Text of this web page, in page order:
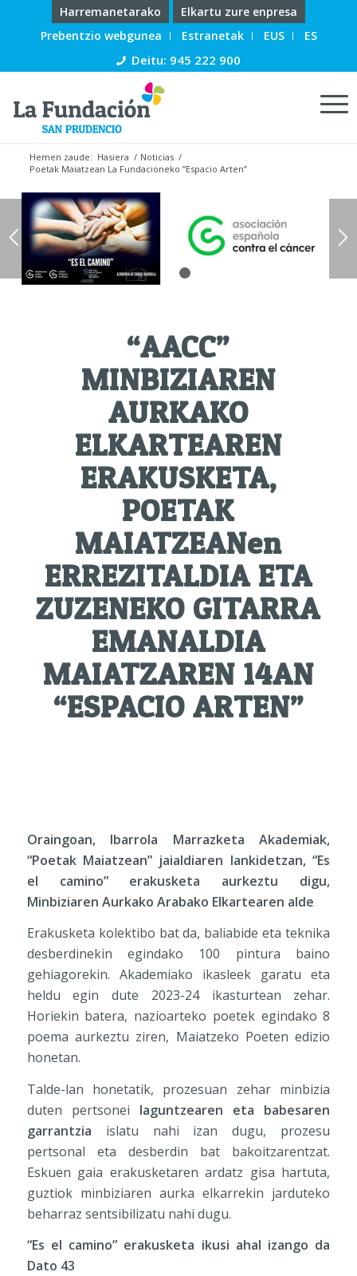
Harremanetarako
Elkartu zure enpresa
Prebentzio webgunea
Estranetak EUS ES
Deitu: 945 222 900
Hemen zaude: Hasiera / Noticias /
Poetak Maiatzean La Fundacioneko “Espacio Arten”
“AACC”
MINBIZIAREN
AURKAKO
ELKARTEAREN
ERAKUSKETA,
POETAK
MAIATZEANen
ERREZITALDIA ETA
ZUZENEKO GITARRA
EMANALDIA
MAIATZAREN 14AN
“ESPACIO ARTEN”
Oraingoan, Ibarrola Marrazketa Akademiak,
“Poetak Maiatzean” jaialdiaren lankidetzan, “Es
el camino” erakusketa aurkeztu digu,
Minbiziaren Aurkako Arabako Elkartearen alde
Erakusketa kolektibo bat da, baliabide eta teknika
desberdinekin egindako 100 pintura baino
gehiagorekin. Akademiako ikasleek garatu eta
heldu egin dute 2023-24 ikasturtean zehar.
Horiekin batera, nazioarteko poetek egindako 8
poema aurkeztu ziren, Maiatzeko Poeten edizio
honetan.
Talde-lan honetatik, prozesuan zehar minbizia
duten pertsonei laguntzearen eta babesaren
garrantzia islatu nahi izan dugu, prozesu
pertsonal eta desberdin bat bakoitzarentzat.
Eskuen gaia erakusketaren ardatz gisa hartuta,
guztiok minbiziaren aurka elkarrekin jarduteko
beharraz sentsibilizatu nahi dugu.
“Es el camino” erakusketa ikusi ahal izango da
Dato 43